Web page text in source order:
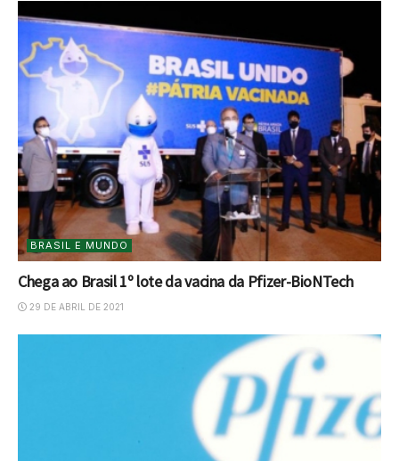
BRASIL E MUNDO
Chega ao Brasil 1º lote da vacina da Pfizer-BioNTech
29 DE ABRIL DE 2021